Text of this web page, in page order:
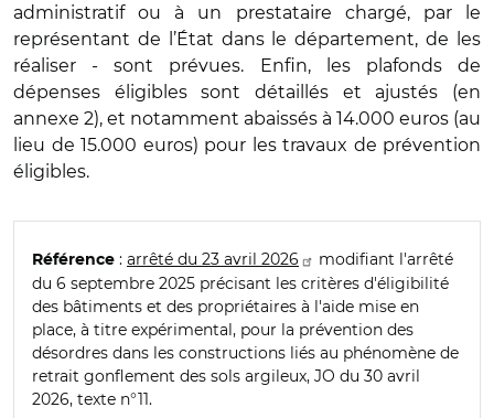
administratif ou à un prestataire chargé, par le
représentant de l’État dans le département, de les
réaliser - sont prévues. Enfin, les plafonds de
dépenses éligibles sont détaillés et ajustés (en
annexe 2), et notamment abaissés à 14.000 euros (au
lieu de 15.000 euros) pour les travaux de prévention
éligibles.
Référence : arrêté du 23 avril 2026
modifiant l'arrêté
du 6 septembre 2025 précisant les critères d'éligibilité
des bâtiments et des propriétaires à l'aide mise en
place, à titre expérimental, pour la prévention des
désordres dans les constructions liés au phénomène de
retrait gonflement des sols argileux, JO du 30 avril
2026, texte n°11.